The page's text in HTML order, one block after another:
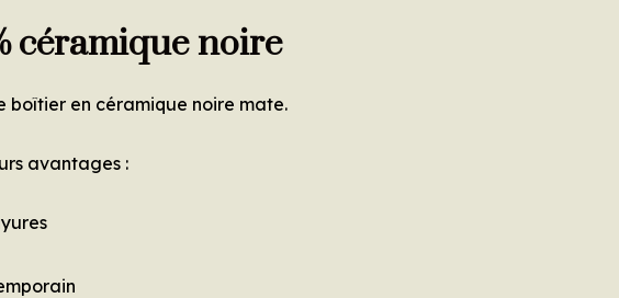
céramique noire
boîtier en céramique noire mate.
avantages :